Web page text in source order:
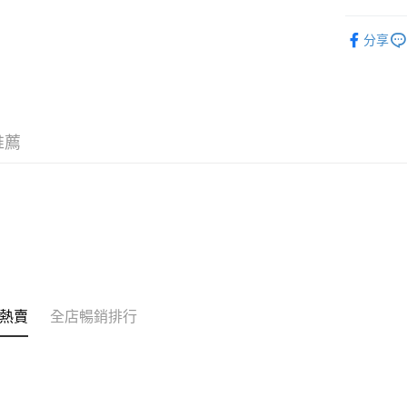
銀行匯款
至分享
薦
賣 全店暢銷排行